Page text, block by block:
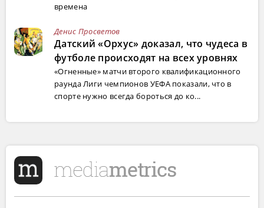
времена
Денис Просветов
Датский «Орхус» доказал, что чудеса в
футболе происходят на всех уровнях
«Огненные» матчи второго квалификационного
раунда Лиги чемпионов УЕФА показали, что в
спорте нужно всегда бороться до ко...